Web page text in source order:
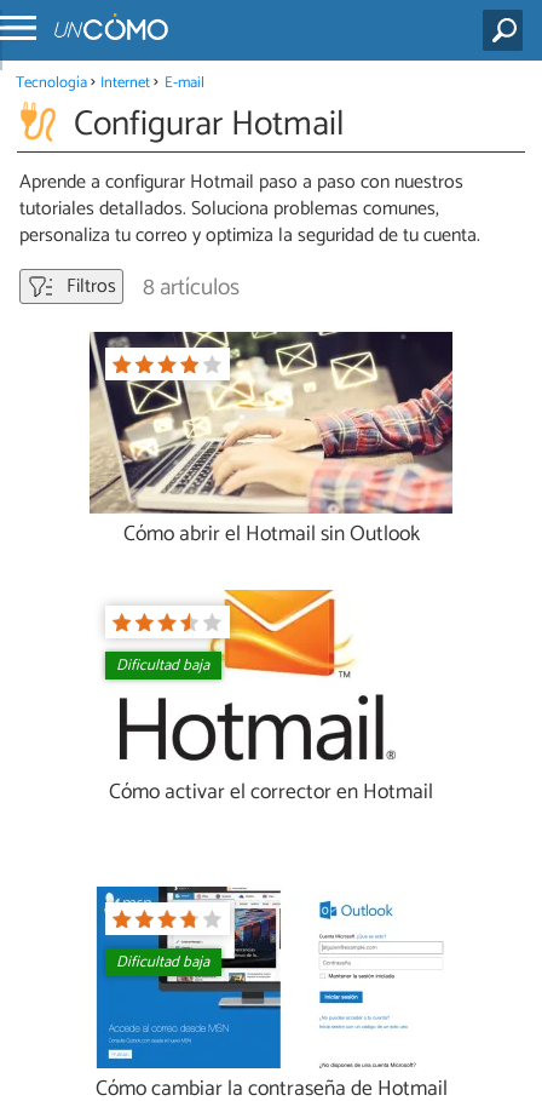
Tecnología Internet E-mail
Configurar Hotmail
Aprende a configurar Hotmail paso a paso con nuestros
tutoriales detallados. Soluciona problemas comunes,
personaliza tu correo y optimiza la seguridad de tu cuenta.
Filtros
8 artículos
Cómo abrir el Hotmail sin Outlook
Dificultad baja
Cómo activar el corrector en Hotmail
Dificultad baja
Cómo cambiar la contraseña de Hotmail